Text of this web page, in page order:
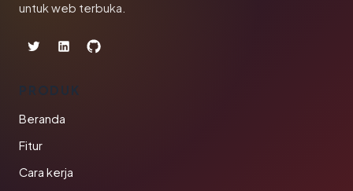
untuk web terbuka.
PRODUK
Beranda
Fitur
Cara kerja